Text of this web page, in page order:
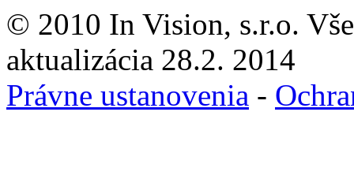
© 2010 In Vision, s.r.o.
aktualizácia 28.2. 2014
Právne ustanovenia -